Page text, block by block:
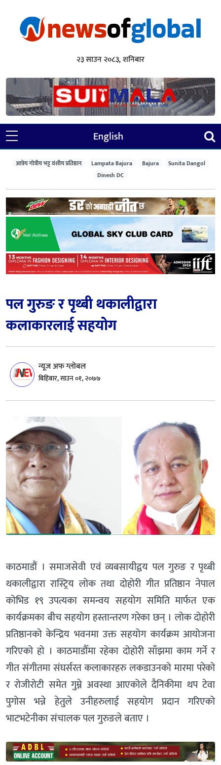
२३ साउन २०८३, शनिबार
English
आत्रेय गोत्रीय भट्ट वंशीय प्रतिष्ठान Lampata Bajura Bajura
Sunita Dangol
Dinesh DC
पल गुरुङ र पृथ्बी थकालीद्वारा
कलाकारलाई सहयोग
न्यूज अफ ग्लोबल
बिहिबार, साउन ०१, २०७७
काठमाडौं । समाजसेवी एवं व्यबसायीद्वय पल गुरुङ र पृथ्बी
थकालीद्वारा रास्ट्रिय लोक तथा दोहोरी गीत प्रतिष्ठान नेपाल
कोभिड १९ उपत्यका समन्वय सहयोग समिति मार्फत एक
कार्यक्रमका बीच सहयोग हस्तान्तरण गरेका छन् । लोक दोहोरी
प्रतिष्ठानको केन्द्रिय भवनमा उक्त सहयोग कार्यक्रम आयोजना
गरिएको हो । काठमाडौँमा रहेका दोहोरी साँझमा काम गर्ने र
गीत संगीतमा संघर्सरत कलाकारहरु लकडाउनको मारमा परेको
र रोजीरोटी समेत गुम्ने अवस्था आएकोले दैनिकीमा थप टेवा
पुगोस भन्ने हेतुले उनीहरुलाई सहयोग प्रदान गरिएको
भाटभटेनीका संचालक पल गुरुङले बताए ।